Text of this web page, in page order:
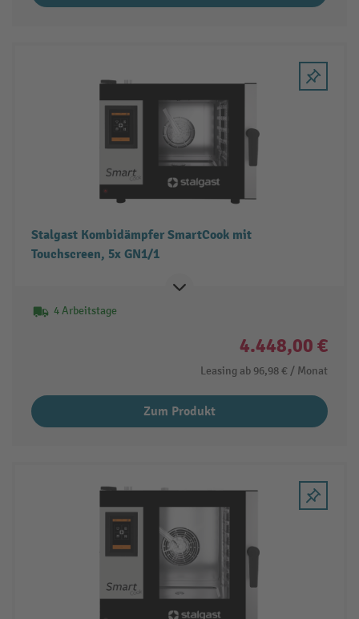
Stalgast Kombidämpfer SmartCook mit
Touchscreen, 5x GN1/1
4 Arbeitstage
4.448,00 €
Leasing ab 96,98 € / Monat
Zum Produkt